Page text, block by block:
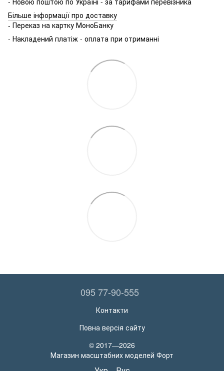
Більше інформації про доставку
- Переказ на картку МоноБанку
- Накладений платіж - оплата при отриманні
095 77-90-555
Контакти
Повна версія сайту
© 2017—2026
Магазин масштабних моделей Форт